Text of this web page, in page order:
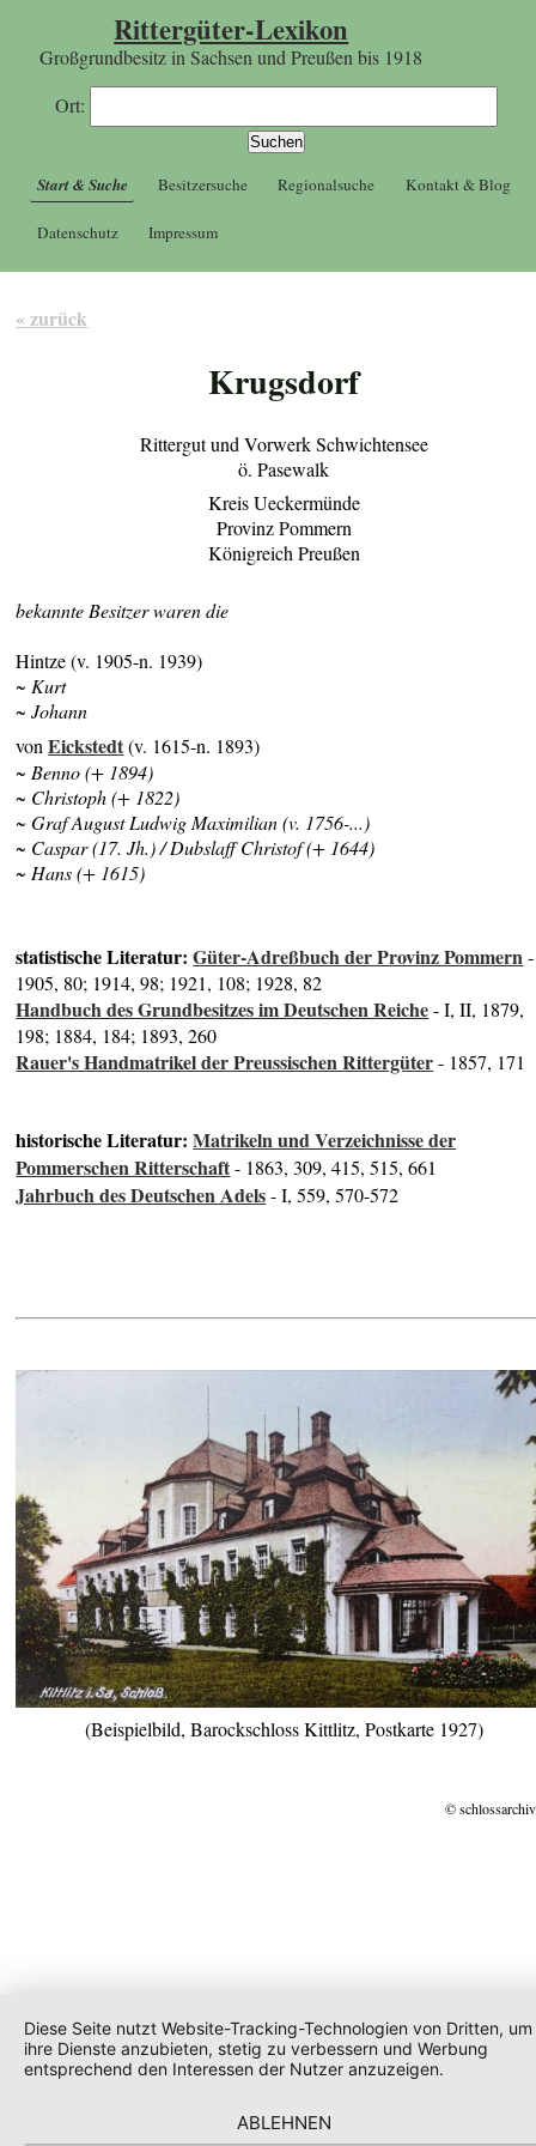
Rittergüter-Lexikon
Großgrundbesitz in Sachsen und Preußen bis 1918
Ort:
Start & Suche Besitzersuche Regionalsuche Kontakt & Blog
Datenschutz Impressum
« zurück
Krugsdorf
Rittergut und Vorwerk Schwichtensee
ö. Pasewalk
Kreis Ueckermünde
Provinz Pommern
Königreich Preußen
bekannte Besitzer waren die
Hintze (v. 1905-n. 1939)
~ Kurt
~ Johann
vonEickstedt(v. 1615-n. 1893)
~ Benno (+ 1894)
~ Christoph (+ 1822)
~ Graf August Ludwig Maximilian (v. 1756-...)
~ Caspar (17. Jh.) / Dubslaff Christof (+ 1644)
~ Hans (+ 1615)
statistische Literatur:Güter-Adreßbuch der Provinz Pommern-
1905, 80; 1914, 98; 1921, 108; 1928, 82
Handbuch des Grundbesitzes im Deutschen Reiche- I, II, 1879,
198; 1884, 184; 1893, 260
Rauer's Handmatrikel der Preussischen Rittergüter- 1857, 171
historische Literatur:Matrikeln und Verzeichnisse der
Pommerschen Ritterschaft- 1863, 309, 415, 515, 661
Jahrbuch des Deutschen Adels- I, 559, 570-572
(Beispielbild, Barockschloss Kittlitz, Postkarte 1927)
©
Diese Seite nutzt Website-Tracking-Technologien von Dritten, um
ihre Dienste anzubieten, stetig zu verbessern und Werbung
entsprechend den Interessen der Nutzer anzuzeigen.
ABLEHNEN